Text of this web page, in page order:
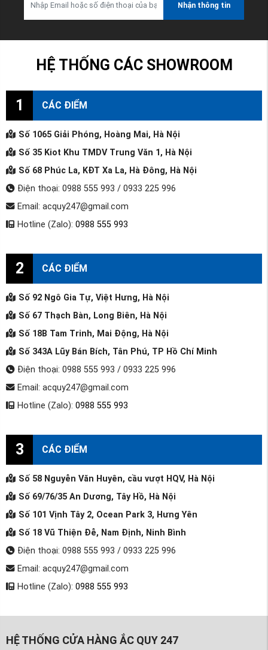
Nhận thông tin
HỆ THỐNG CÁC SHOWROOM
1 CÁC ĐIỂM
Số 1065 Giải Phóng, Hoàng Mai, Hà Nội
Số 35 Kiot Khu TMDV Trung Văn 1, Hà Nội
Số 68 Phúc La, KĐT Xa La, Hà Đông, Hà Nội
Điện thoại: 0988 555 993 / 0933 225 996
Email: acquy247@gmail.com
Hotline (Zalo): 0988 555 993
2 CÁC ĐIỂM
Số 92 Ngô Gia Tự, Việt Hưng, Hà Nội
Số 67 Thạch Bàn, Long Biên, Hà Nội
Số 18B Tam Trinh, Mai Động, Hà Nội
Số 343A Lũy Bán Bích, Tân Phú, TP Hồ Chí Minh
Điện thoại: 0988 555 993 / 0933 225 996
Email: acquy247@gmail.com
Hotline (Zalo): 0988 555 993
3 CÁC ĐIỂM
Số 58 Nguyễn Văn Huyên, cầu vượt HQV, Hà Nội
Số 69/76/35 An Dương, Tây Hồ, Hà Nội
Số 101 Vịnh Tây 2, Ocean Park 3, Hưng Yên
Số 18 Vũ Thiện Đễ, Nam Định, Ninh Bình
Điện thoại: 0988 555 993 / 0933 225 996
Email: acquy247@gmail.com
Hotline (Zalo): 0988 555 993
HỆ THỐNG CỬA HÀNG ẮC QUY 247